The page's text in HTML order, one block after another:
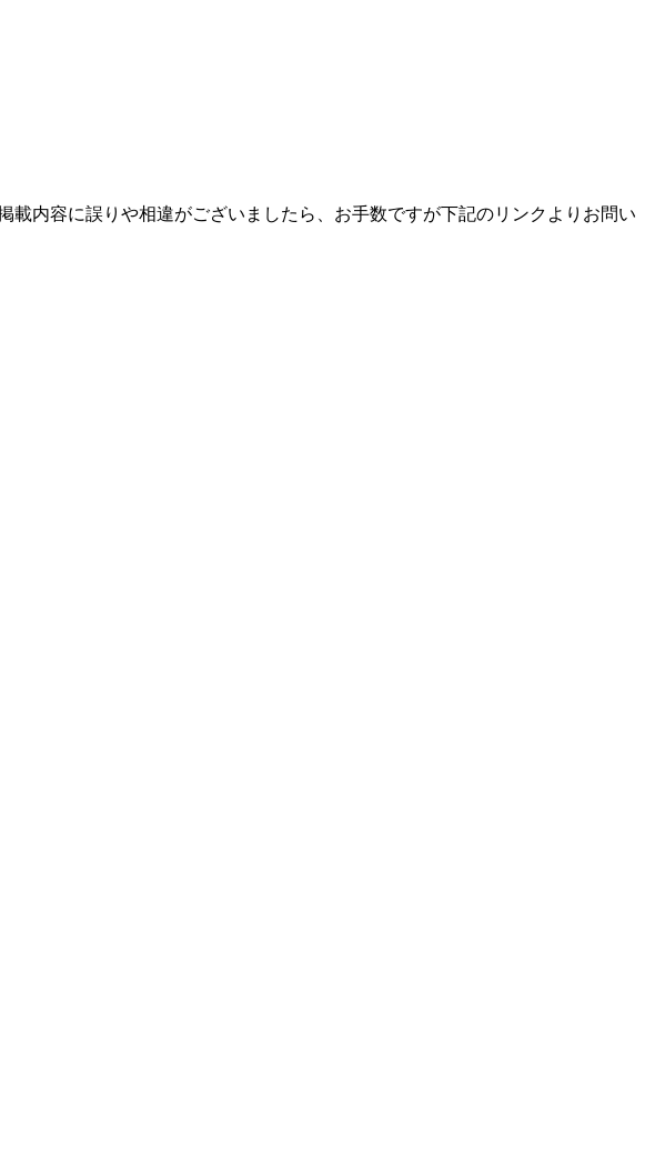
内容に誤りや相違がございましたら、お手数ですが下記のリンクよりお問い